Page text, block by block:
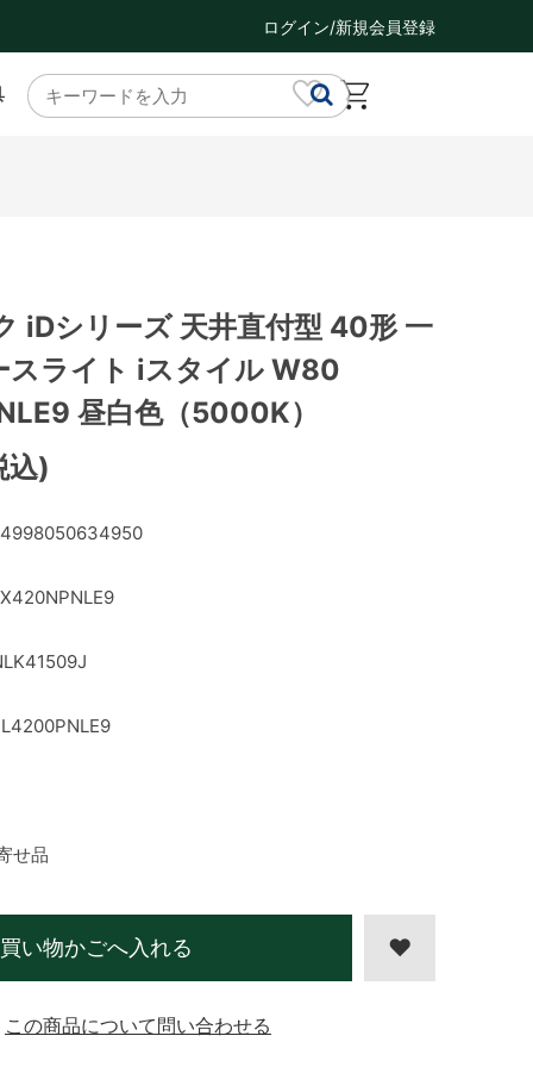
ログイン/新規会員登録
iDシリーズ 天井直付型 40形 一
スライト iスタイル W80
昼白色（5000K）
込)
せ品
買い物かごへ入れる
この商品について問い合わせる